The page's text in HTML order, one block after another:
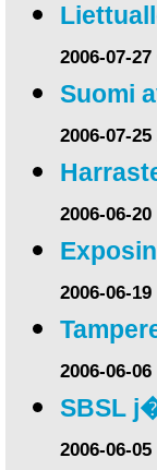
2006-07-
Suomi
2006-07-
2006-06-
2006-06-
2006-06-
SBSL
2006-06-